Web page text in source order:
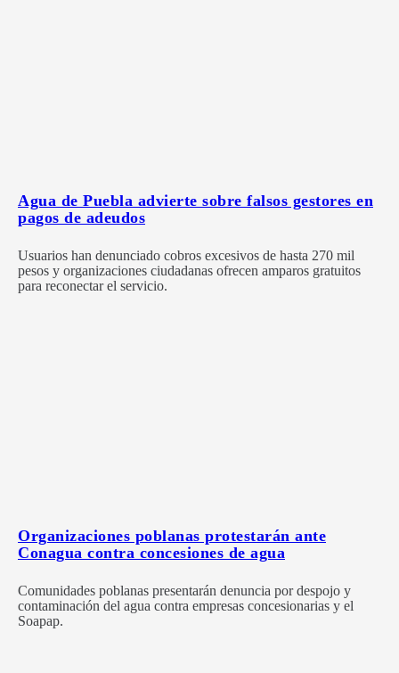
Agua de Puebla advierte sobre falsos gestores en
pagos de adeudos
Usuarios han denunciado cobros excesivos de hasta 270 mil
pesos y organizaciones ciudadanas ofrecen amparos gratuitos
para reconectar el servicio.
Organizaciones poblanas protestarán ante
Conagua contra concesiones de agua
Comunidades poblanas presentarán denuncia por despojo y
contaminación del agua contra empresas concesionarias y el
Soapap.